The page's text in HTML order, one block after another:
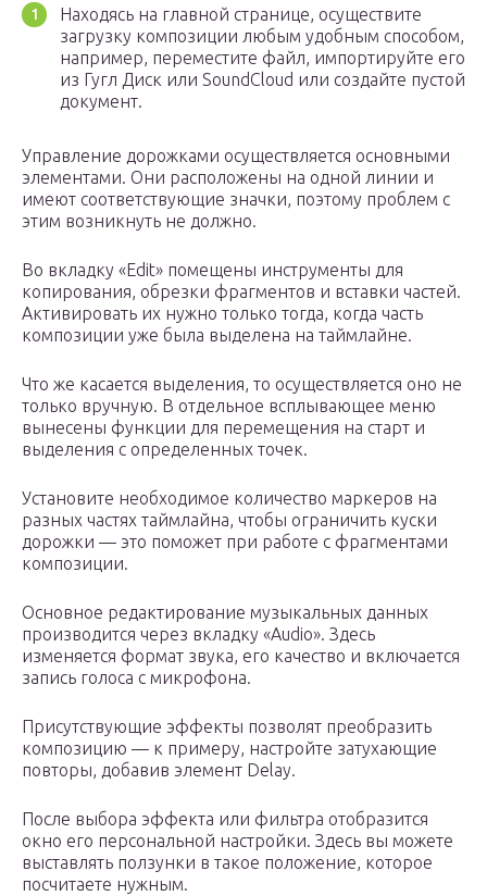
Находясь на главной странице, осуществите
загрузку композиции любым удобным способом,
например, переместите файл, импортируйте его
из Гугл Диск или SoundСloud или создайте пустой
документ.
Управление дорожками осуществляется основными
элементами. Они расположены на одной линии и
имеют соответствующие значки, поэтому проблем с
этим возникнуть не должно.
Во вкладку «Edit» помещены инструменты для
копирования, обрезки фрагментов и вставки частей.
Активировать их нужно только тогда, когда часть
композиции уже была выделена на таймлайне.
Что же касается выделения, то осуществляется оно не
только вручную. В отдельное всплывающее меню
вынесены функции для перемещения на старт и
выделения с определенных точек.
Установите необходимое количество маркеров на
разных частях таймлайна, чтобы ограничить куски
дорожки — это поможет при работе с фрагментами
композиции.
Основное редактирование музыкальных данных
производится через вкладку «Audio». Здесь
изменяется формат звука, его качество и включается
запись голоса с микрофона.
Присутствующие эффекты позволят преобразить
композицию — к примеру, настройте затухающие
повторы, добавив элемент Delay.
После выбора эффекта или фильтра отобразится
окно его персональной настройки. Здесь вы можете
выставлять ползунки в такое положение, которое
посчитаете нужным.